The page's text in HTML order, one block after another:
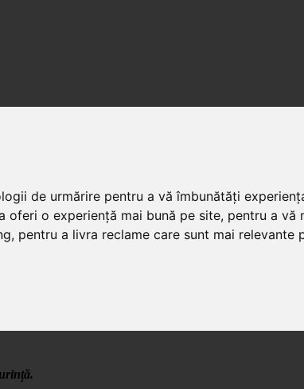
de urmărire pentru a vă îmbunătăți
oferi o experiență mai bună pe site, pentru a vă
, pentru a livra reclame care sunt mai relevante